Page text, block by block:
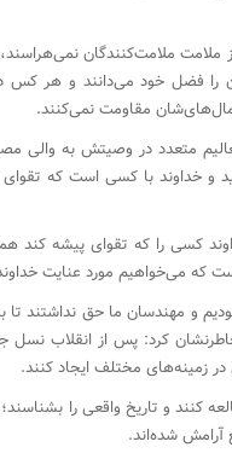
ملامت‌کنندگان
را فضل خود می‌دانند و هر کس
مقاومت نمی‌کنند.
متعدد در وصیتش به والی
و خداوند با کسی است که
کسی را که تقوای پیشه کند
که می‌خواهیم مورد عنایت خداوند
و مهندسان ما حق نداشتند تا
کرد: پس از انقلاب نسل
زمینه‌های مختلف ایجاد کنند.
کنند و تاریخ واقعی را
آرامش شده‌اند.